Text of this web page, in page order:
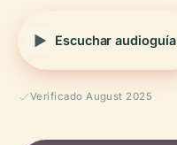
Escuchar audioguía
Verificado August 2025